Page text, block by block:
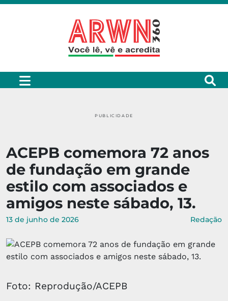
PUBLICIDADE
ACEPB comemora 72 anos
de fundação em grande
estilo com associados e
amigos neste sábado, 13.
13 de junho de 2026 Redação
Foto: Reprodução/ACEPB